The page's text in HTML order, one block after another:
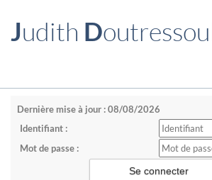
Judith D
Dernière mise à jour : 08/08/2026
Identifiant :
Mot de passe :